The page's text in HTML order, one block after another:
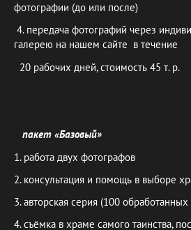
фотографии (до или после)
4. передача фотографий через
галерею на нашем сайте в течение
20 рабочих дней, стоимость 45 т. р.
пакет «Базовый»
1. работа двух фотографов
2. консультация и помощь в выборе
3. авторская серия (100
4. съёмка в храме самого таинства,